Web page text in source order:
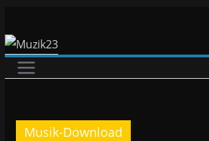
Inhalt
springen
Musik-Download